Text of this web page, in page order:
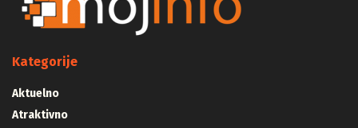
Kategorije
Aktuelno
Atraktivno